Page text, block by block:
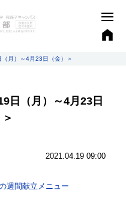
月）～4月23日（金）＞
日（月）～4月23日
＞
2021.04.19 09:00
週間献立メニュー